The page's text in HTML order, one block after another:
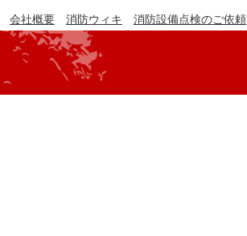
会社概要 消防ウィキ 消防設備点検のご依頼